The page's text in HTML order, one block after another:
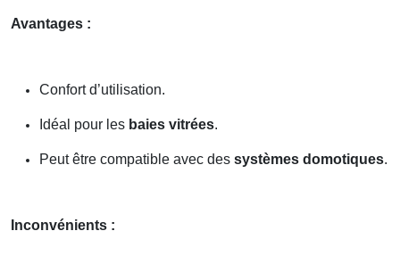
Avantages :
Confort d’utilisation.
Idéal pour les baies vitrées.
Peut être compatible avec des systèmes domotiques.
Inconvénients :